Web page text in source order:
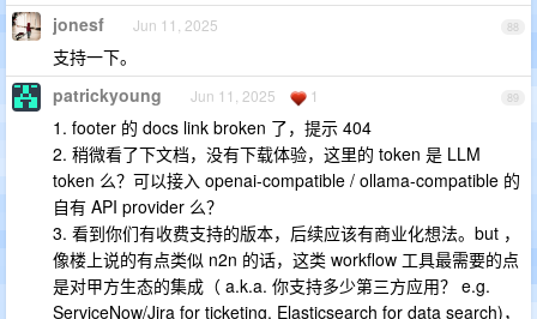
88
jonesf Jun 11, 2025
支持一下。
89
patrickyoung Jun 11, 2025 1
1. footer 的 docs link broken 了，提示 404
2. 稍微看了下文档，没有下载体验，这里的 token 是 LLM
token 么？可以接入 openai-compatible / ollama-compatible 的
自有 API provider 么？
3. 看到你们有收费支持的版本，后续应该有商业化想法。but ，
像楼上说的有点类似 n2n 的话，这类 workflow 工具最需要的点
是对甲方生态的集成（ a.k.a. 你支持多少第三方应用？ e.g.
ServiceNow/Jira for ticketing, Elasticsearch for data search)，